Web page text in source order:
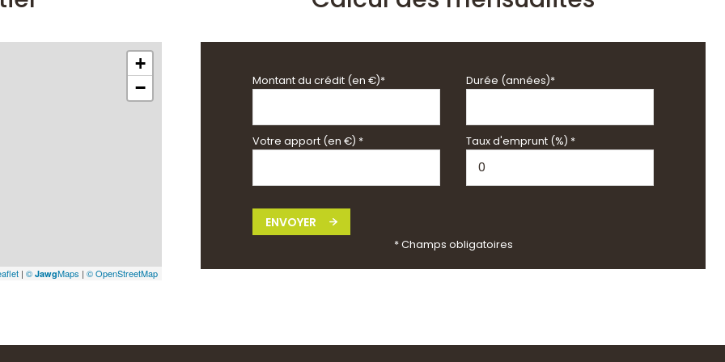
+
−
| © JawgMaps | © OpenStreetMap
Montant du crédit (en €)* Durée (années)*
Votre apport (en €) * Taux d'emprunt (%) *
ENVOYER
* Champs obligatoires